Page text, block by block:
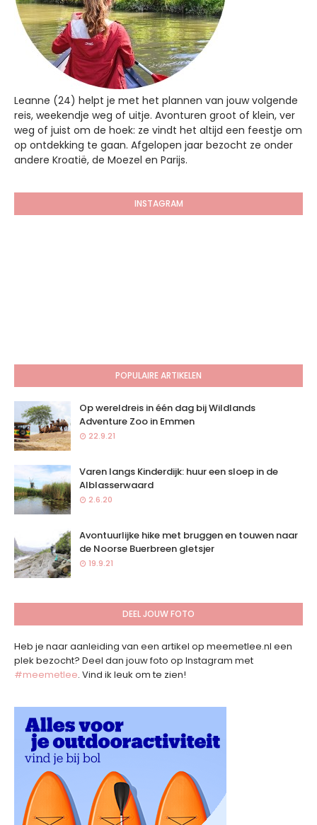
Leanne (24) helpt je met het plannen van jouw volgende
reis, weekendje weg of uitje. Avonturen groot of klein, ver
weg of juist om de hoek: ze vindt het altijd een feestje om
op ontdekking te gaan. Afgelopen jaar bezocht ze onder
andere Kroatië, de Moezel en Parijs.
INSTAGRAM
POPULAIRE ARTIKELEN
Op wereldreis in één dag bij Wildlands
Adventure Zoo in Emmen
22.9.21
Varen langs Kinderdijk: huur een sloep in de
Alblasserwaard
2.6.20
Avontuurlijke hike met bruggen en touwen naar
de Noorse Buerbreen gletsjer
19.9.21
DEEL JOUW FOTO
Heb je naar aanleiding van een artikel op meemetlee.nl een
plek bezocht? Deel dan jouw foto op Instagram met
#meemetlee. Vind ik leuk om te zien!